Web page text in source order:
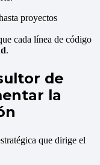
proyectos
cada línea de código
.
de
la
que dirige el